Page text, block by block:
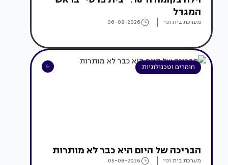
המגדל
מערכת בית ונוי 06-08-2026
חומרים וטכנולוגיות
הבריכה של היום היא כבר לא מותרות
מערכת בית ונוי 05-08-2026